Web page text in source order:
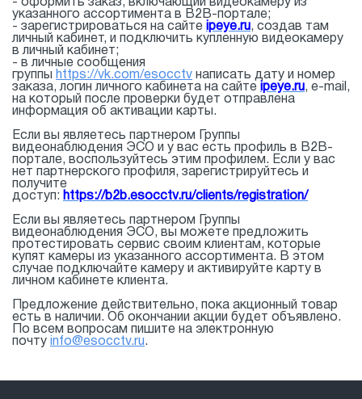
- оформить заказ, включающий видеокамеру из
указанного ассортимента в В2В-портале;
- зарегистрироваться на сайте ipeye.ru, создав там
личный кабинет, и подключить купленную видеокамеру
в личный кабинет;
- в личные сообщения
группы https://vk.com/esocctv написать дату и номер
заказа, логин личного кабинета на сайте ipeye.ru, e-mail,
на который после проверки будет отправлена
информация об активации карты.
Если вы являетесь партнером Группы
видеонаблюдения ЭСО и у вас есть профиль в B2B-
портале, воспользуйтесь этим профилем. Если у вас
нет партнерского профиля, зарегистрируйтесь и
получите
доступ: https://b2b.esocctv.ru/clients/registration/
Если вы являетесь партнером Группы
видеонаблюдения ЭСО, вы можете предложить
протестировать сервис своим клиентам, которые
купят камеры из указанного ассортимента. В этом
случае подключайте камеру и активируйте карту в
личном кабинете клиента.
Предложение действительно, пока акционный товар
есть в наличии. Об окончании акции будет объявлено.
По всем вопросам пишите на электронную
почту info@esocctv.ru.